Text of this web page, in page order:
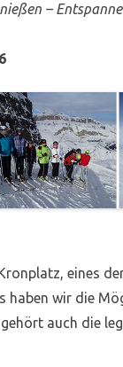
–
eines
wir die
auch die